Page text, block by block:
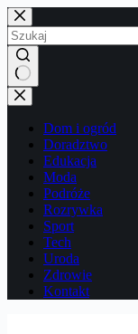
Przejdź
do
treści
Brak
wyników
Dom i ogród
Doradztwo
Edukacja
Moda
Podróże
Rozrywka
Sport
Tech
Uroda
Zdrowie
Kontakt